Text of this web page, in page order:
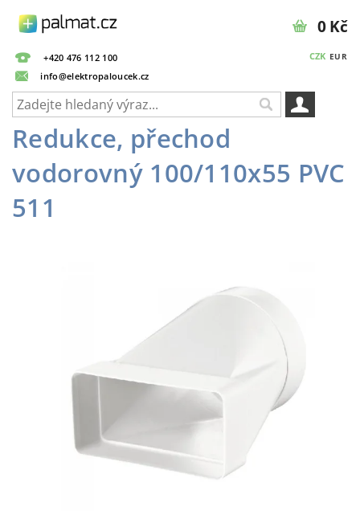
+420 476 112 100
info@elektropaloucek.cz
CZK EUR
0 Kč
Redukce, přechod
vodorovný 100/110x55 PVC
511